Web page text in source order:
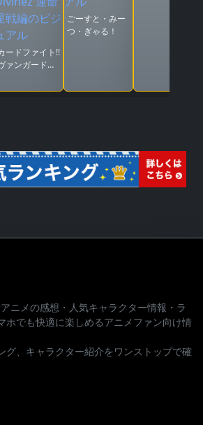
ードファイト!!
ァンガード
編
ごーすと・みー
つ・ぎゃる！
ニメの感想・人気キャラクター情報・ラ
ホでも快適に楽しめるアニメファン向け情
グ、キャラクター紹介をワンストップで確